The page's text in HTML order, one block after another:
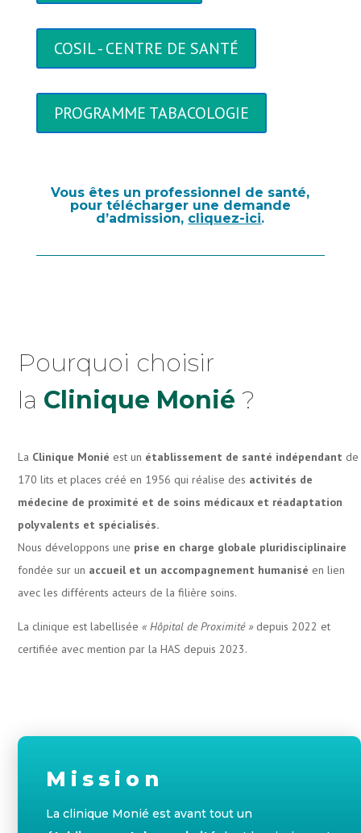
COSIL - CENTRE DE SANTÉ
PROGRAMME TABACOLOGIE
Vous êtes un professionnel de santé,
pour télécharger une demande
d’admission, cliquez-ici.
Pourquoi choisir
la Clinique Monié ?
La Clinique Monié est un établissement de santé indépendant de
170 lits et places créé en 1956 qui réalise des activités de
médecine de proximité et de soins médicaux et réadaptation
polyvalents et spécialisés.
Nous développons une prise en charge globale pluridisciplinaire
fondée sur un accueil et un accompagnement humanisé en lien
avec les différents acteurs de la filière soins.
La clinique est labellisée« Hôpital de Proximité »depuis 2022 et
certifiée avec mention par la HAS depuis 2023.
Mission
La clinique Monié est avant tout un